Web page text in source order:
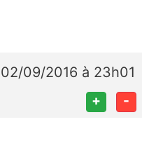
09/2016 à 23h01
+ -